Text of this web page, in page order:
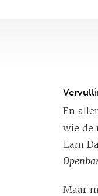
En
wie de
Lam
Maar